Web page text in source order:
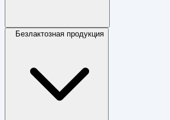
Безлактозная продукция